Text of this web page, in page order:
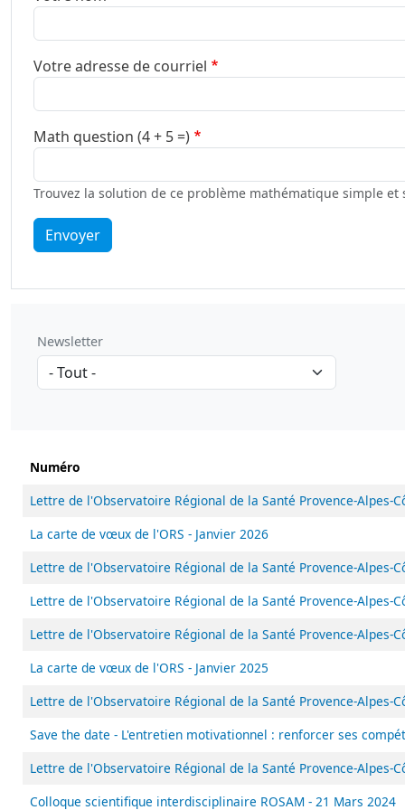
Votre adresse de courriel
Math question (4 + 5 =)
Trouvez la solution de ce problème mathématique simple et
Envoyer
Newsletter
Numéro
Lettre de l'Observatoire Régional de la Santé Provence-Alpes-
La carte de vœux de l'ORS - Janvier 2026
Lettre de l'Observatoire Régional de la Santé Provence-Alpes-
Lettre de l'Observatoire Régional de la Santé Provence-Alpes-
Lettre de l'Observatoire Régional de la Santé Provence-Alpes-
La carte de vœux de l'ORS - Janvier 2025
Lettre de l'Observatoire Régional de la Santé Provence-Alpes-
Save the date - L'entretien motivationnel : renforcer ses
Lettre de l'Observatoire Régional de la Santé Provence-Alpes-
Colloque scientifique interdisciplinaire ROSAM - 21 Mars 2024